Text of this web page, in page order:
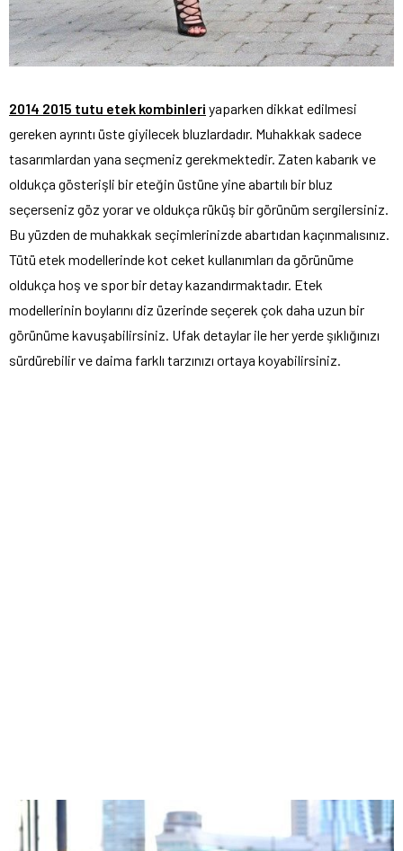
2014 2015 tutu etek kombinleri yaparken dikkat edilmesi
gereken ayrıntı üste giyilecek bluzlardadır. Muhakkak sadece
tasarımlardan yana seçmeniz gerekmektedir. Zaten kabarık ve
oldukça gösterişli bir eteğin üstüne yine abartılı bir bluz
seçerseniz göz yorar ve oldukça rüküş bir görünüm sergilersiniz.
Bu yüzden de muhakkak seçimlerinizde abartıdan kaçınmalısınız.
Tütü etek modellerinde kot ceket kullanımları da görünüme
oldukça hoş ve spor bir detay kazandırmaktadır. Etek
modellerinin boylarını diz üzerinde seçerek çok daha uzun bir
görünüme kavuşabilirsiniz. Ufak detaylar ile her yerde şıklığınızı
sürdürebilir ve daima farklı tarzınızı ortaya koyabilirsiniz.